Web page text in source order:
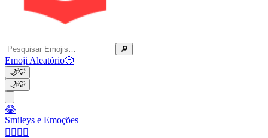
🔎
Emoji Aleatório🎲
🌙💡
🌙💡
😂
Smileys e Emoções
👩‍❤️‍💋‍👨